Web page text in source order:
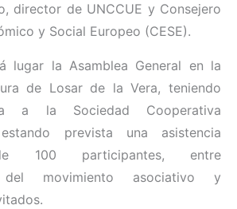
director de UNCCUE y Consejero
y Social Europeo (CESE).
lugar la Asamblea General en la
de Losar de la Vera, teniendo
a la Sociedad Cooperativa
prevista una asistencia
100 participantes, entre
del movimiento asociativo y